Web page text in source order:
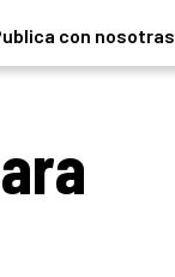
con nosotras